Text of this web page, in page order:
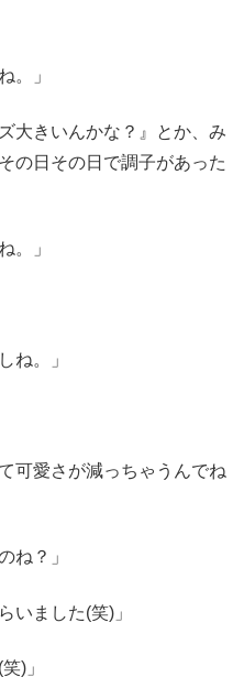
。」
きいんかな？』とか、み
の日その日で調子があった
。」
ね。」
愛さが減っちゃうんでね
ね？」
ました(笑)」
)」